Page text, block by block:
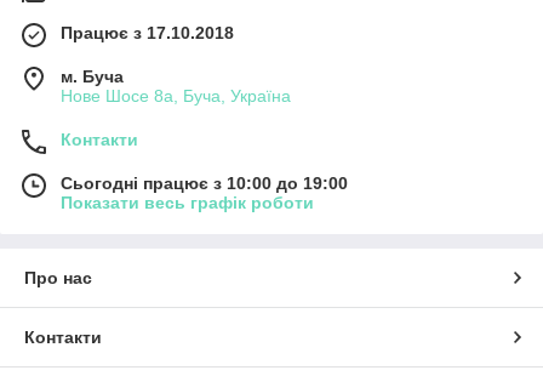
Працює з 17.10.2018
м. Буча
Нове Шосе 8а, Буча, Україна
Контакти
Сьогодні працює з 10:00 до 19:00
Показати весь графік роботи
Про нас
Контакти